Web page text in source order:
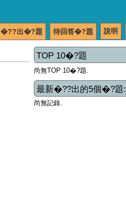
說明
待回答�?題
�??出�?題
TOP 10�?題
尚無TOP 10�?題.
最新�??出的5個�?題:
尚無記錄.